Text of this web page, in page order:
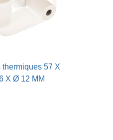
Vue rapide
X Ø 12 MM